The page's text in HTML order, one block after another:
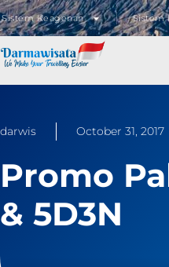
Sistem Keagenan Sistem
darwis October 31, 2017
Promo
& 5D3N